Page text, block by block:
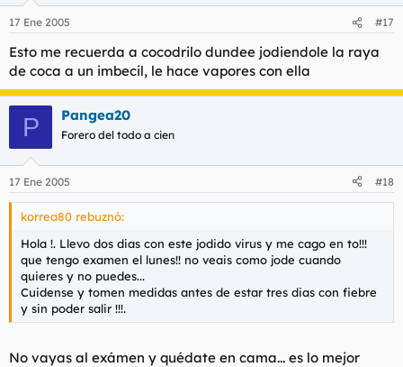
17 Ene 2005 #17
Esto me recuerda a cocodrilo dundee jodiendole la raya
de coca a un imbecil, le hace vapores con ella
P Pangea20
Forero del todo a cien
17 Ene 2005 #18
korrea80 rebuznó:
Hola !. Llevo dos dias con este jodido virus y me cago en to!!!
que tengo examen el lunes!! no veais como jode cuando
quieres y no puedes...
Cuidense y tomen medidas antes de estar tres dias con fiebre
y sin poder salir !!!.
No vayas al exámen y quédate en cama... es lo mejor